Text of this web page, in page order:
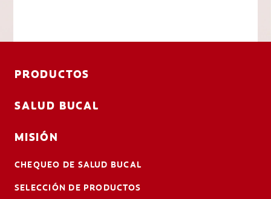
PRODUCTOS
SALUD BUCAL
MISIÓN
CHEQUEO DE SALUD BUCAL
SELECCIÓN DE PRODUCTOS